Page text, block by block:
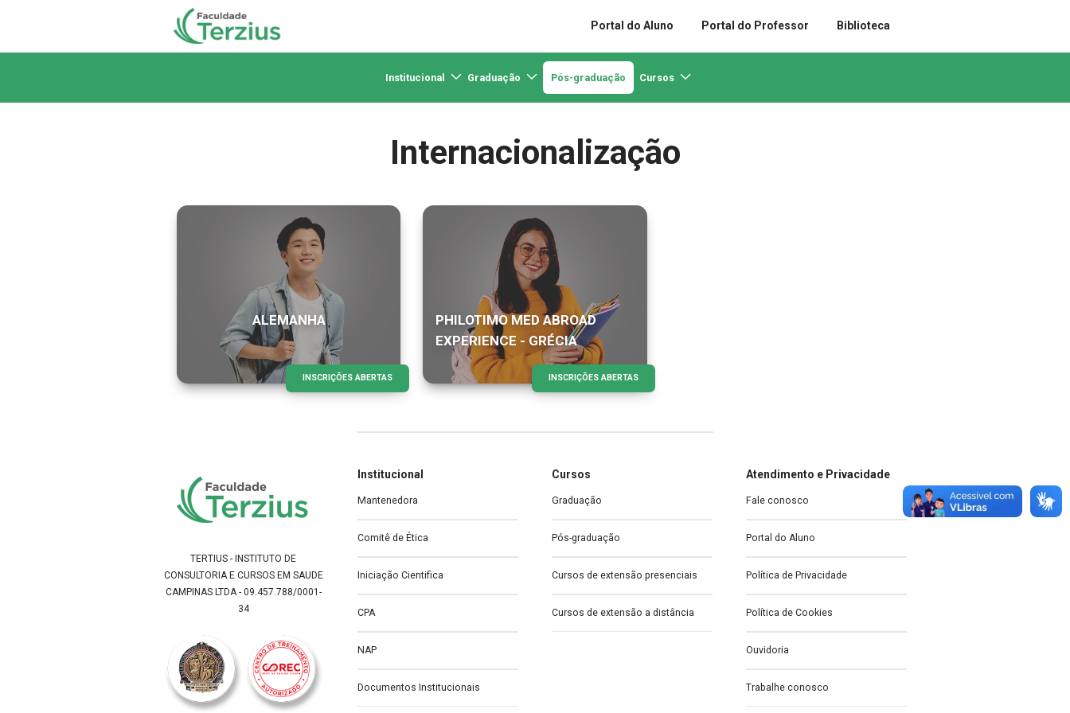
Portal do Aluno Portal do Professor Biblioteca
Institucional
Documentos
social
Graduação Pós-graduação Cursos
Internacionalização
ALEMANHA
INSCRIÇÕES ABERTAS
PHILOTIMO MED ABROAD
EXPERIENCE - GRÉCIA
INSCRIÇÕES ABERTAS
TERTIUS - INSTITUTO DE
CONSULTORIA E CURSOS EM SAUDE
CAMPINAS LTDA - 09.457.788/0001-
34
Institucional
Mantenedora
Comitê de Ética
Iniciação Cientifica
CPA
NAP
Documentos Institucionais
Cursos
Graduação
Pós-graduação
Cursos de extensão presenciais
Cursos de extensão a distância
Atendimento e Privacidade
Fale conosco
Portal do Aluno
Política de Privacidade
Política de Cookies
Ouvidoria
Trabalhe conosco